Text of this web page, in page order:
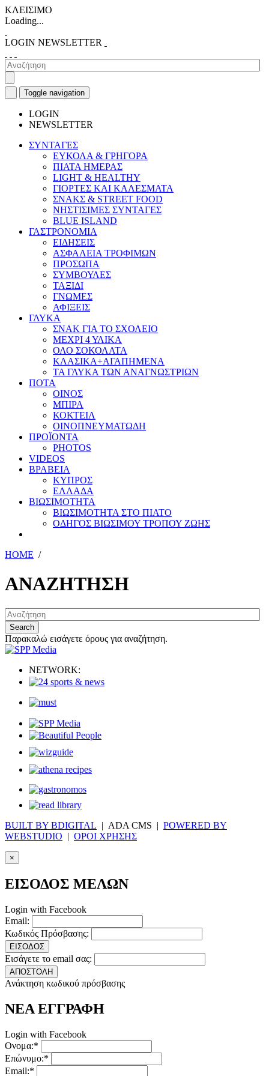
ΚΛΕΙΣΙΜΟ
Loading...
LOGIN NEWSLETTER
Toggle navigation
LOGIN
NEWSLETTER
ΣΥΝΤΑΓΕΣ
ΕΥΚΟΛΑ & ΓΡΗΓΟΡΑ
ΠΙΑΤΑ ΗΜΕΡΑΣ
LIGHT & HEALTHY
ΓΙΟΡΤΕΣ ΚΑΙ ΚΑΛΕΣΜΑΤΑ
ΣΝΑΚΣ & STREET FOOD
ΝΗΣΤΙΣΙΜΕΣ ΣΥΝΤΑΓΕΣ
BLUE ISLAND
ΓΑΣΤΡΟΝΟΜΙΑ
ΕΙΔΗΣΕΙΣ
ΑΣΦΑΛΕΙΑ ΤΡΟΦΙΜΩΝ
ΠΡΟΣΩΠΑ
ΣΥΜΒΟΥΛΕΣ
ΤΑΞΙΔΙ
ΓΝΩΜΕΣ
ΑΦΙΞΕΙΣ
ΓΛΥΚΑ
ΣΝΑΚ ΓΙΑ ΤΟ ΣΧΟΛΕΙΟ
ΜΕΧΡΙ 4 ΥΛΙΚΑ
ΟΛΟ ΣΟΚΟΛΑΤΑ
ΚΛΑΣΙΚΑ+ΑΓΑΠΗΜΕΝΑ
ΤΑ ΓΛΥΚΑ ΤΩΝ ΑΝΑΓΝΩΣΤΡΙΩΝ
ΠΟΤΑ
ΟΙΝΟΣ
ΜΠΙΡΑ
ΚΟΚΤΕΙΛ
ΟΙΝΟΠΝΕΥΜΑΤΩΔΗ
ΠΡΟΪΟΝΤΑ
PHOTOS
VIDEOS
ΒΡΑΒΕΙΑ
ΚΥΠΡΟΣ
ΕΛΛΑΔΑ
ΒΙΩΣΙΜΟΤΗΤΑ
ΒΙΩΣΙΜΟΤΗΤΑ ΣΤΟ ΠΙΑΤΟ
ΟΔΗΓΟΣ ΒΙΩΣΙΜΟΥ ΤΡΟΠΟΥ ΖΩΗΣ
HOME /
ΑΝΑΖΗΤΗΣΗ
Παρακαλώ εισάγετε όρους για αναζήτηση.
NETWORK:
BUILT BY BDIGITAL | ADA CMS | POWERED BY
WEBSTUDIO | ΟΡΟΙ ΧΡΗΣΗΣ
×
ΕΙΣΟΔΟΣ ΜΕΛΩΝ
Login with Facebook
Email:
Κωδικός Πρόσβασης:
ΕΙΣΟΔΟΣ
Εισάγετε το email σας:
ΑΠΟΣΤΟΛΗ
Ανάκτηση κωδικού πρόσβασης
ΝΕΑ ΕΓΓΡΑΦΗ
Login with Facebook
Ονομα:*
Επώνυμο:*
Email:*